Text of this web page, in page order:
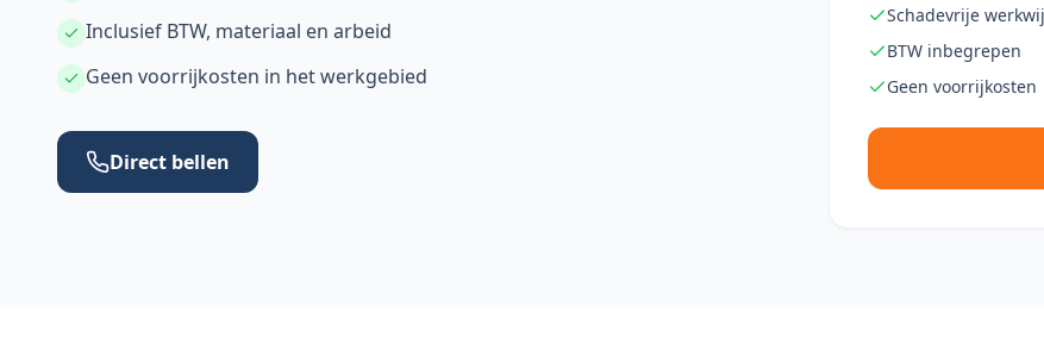
Inclusief BTW, materiaal en arbeid
Geen voorrijkosten in het werkgebied
Direct bellen
Schadevrije
BTW inbegrepen
Geen voorrijkosten